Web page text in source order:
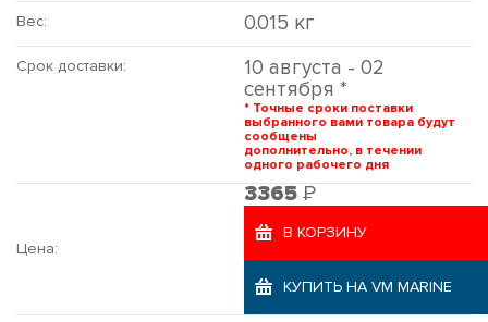
Вес: 0.015 кг
Срок доставки:
10 августа - 02
сентября *
* Точные сроки поставки
выбранного вами товара будут
сообщены
дополнительно, в течении
одного рабочего дня
Цена:
3365 Р
В КОРЗИНУ
КУПИТЬ НА VM MARINE